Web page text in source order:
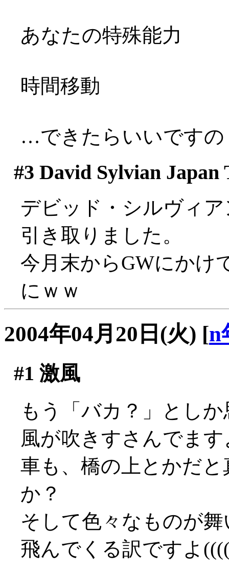
あなたの特殊能力
時間移動
…できたらいいですの
#3 David Sylvian Japan
デビッド・シルヴィ
引き取りました。
今月末からGWにかけ
にｗｗ
2004年04月20日(火) [n
#1 激風
もう「バカ？」とし
風が吹きすさんでます
車も、橋の上とかだ
か？
そして色々なものが
飛んでくる訳ですよ